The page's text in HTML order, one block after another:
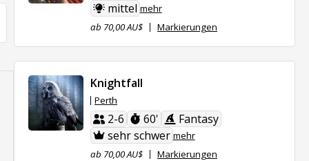
mittel mehr
ab 70,00 AU$
Markierungen
Knightfall
Perth
2-6 60'
Fantasy
sehr schwer mehr
ab 70,00 AU$
Markierungen